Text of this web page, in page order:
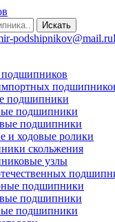
Искать
podshipnikov@mail.ru
подшипники
подшипники
подшипники
и ходовые ролики
скольжения
узлы
подшипники
подшипники
подшипники